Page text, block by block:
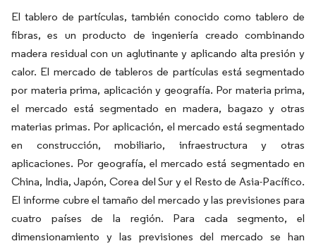
El tablero de partículas, también conocido como tablero de
fibras, es un producto de ingeniería creado combinando
madera residual con un aglutinante y aplicando alta presión y
calor. El mercado de tableros de partículas está segmentado
por materia prima, aplicación y geografía. Por materia prima,
el mercado está segmentado en madera, bagazo y otras
materias primas. Por aplicación, el mercado está segmentado
en construcción, mobiliario, infraestructura y otras
aplicaciones. Por geografía, el mercado está segmentado en
China, India, Japón, Corea del Sur y el Resto de Asia-Pacífico.
El informe cubre el tamaño del mercado y las previsiones para
cuatro países de la región. Para cada segmento, el
dimensionamiento y las previsiones del mercado se han